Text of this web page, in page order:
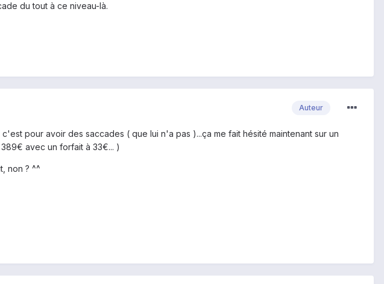
du tout à ce niveau-là.
Auteur
pour avoir des saccades ( que lui n'a pas )...ça me fait hésité maintenant sur un
avec un forfait à 33€... )
non ? ^^